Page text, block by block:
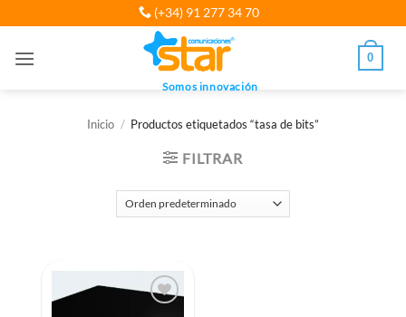
al
(+34) 91 277 34 70
Somos innovación
0
Inicio / Productos etiquetados “tasa de bits”
FILTRAR